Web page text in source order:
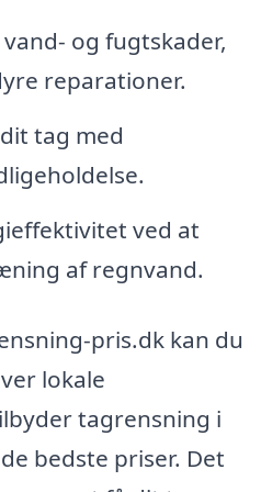
og fugtskader,
reparationer.
tag med
ved at
af regnvand.
pris.dk kan du
lokale
tagrensning i
bedste priser. Det